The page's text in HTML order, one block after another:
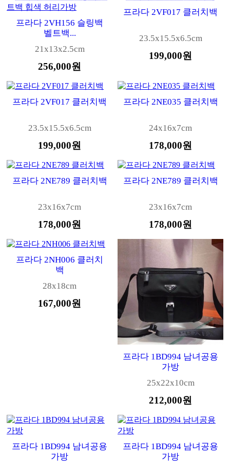
프라다 2VH156 슬링백
벨트백...
21x13x2.5cm
256,000원
프라다 2VF017 클러치백
23.5x15.5x6.5cm
199,000원
프라다 2VF017 클러치백
23.5x15.5x6.5cm
199,000원
프라다 2NE035 클러치백
24x16x7cm
178,000원
프라다 2NE789 클러치백
23x16x7cm
178,000원
프라다 2NE789 클러치백
23x16x7cm
178,000원
프라다 2NH006 클러치
백
28x18cm
167,000원
프라다 1BD994 남녀공용
가방
25x22x10cm
212,000원
프라다 1BD994 남녀공용
가방
프라다 1BD994 남녀공용
가방